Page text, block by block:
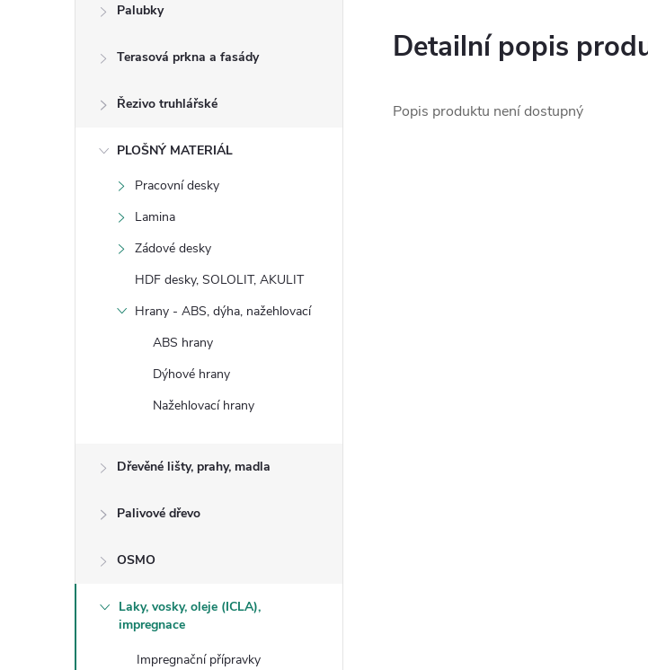
Palubky
Terasová prkna a fasády
Řezivo truhlářské
PLOŠNÝ MATERIÁL
Pracovní desky
Lamina
Zádové desky
HDF desky, SOLOLIT, AKULIT
Hrany - ABS, dýha, nažehlovací
ABS hrany
Dýhové hrany
Nažehlovací hrany
Dřevěné lišty, prahy, madla
Palivové dřevo
OSMO
Laky, vosky, oleje (ICLA),
impregnace
Impregnační přípravky
Detailní popis
Popis produktu není dostupný